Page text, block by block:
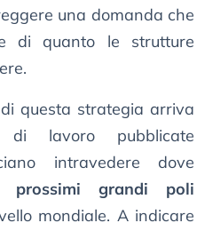
una domanda che
di quanto le strutture
di questa strategia arriva
lavoro pubblicate
intravedere dove
prossimi grandi poli
mondiale. A indicare